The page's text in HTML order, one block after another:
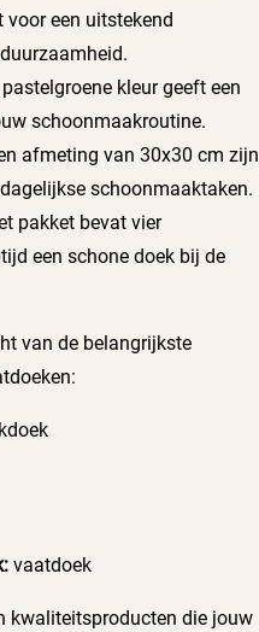
voor een uitstekend
pastelgroene kleur geeft een
schoonmaakroutine.
afmeting van 30x30 cm zijn
schoonmaaktaken.
pakket bevat vier
een schone doek bij de
van de belangrijkste
vaatdoek
kwaliteitsproducten die jouw